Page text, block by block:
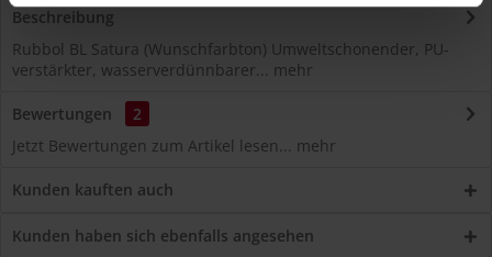
Beschreibung
Rubbol BL Satura (Wunschfarbton) Umweltschonender, PU-
verstärkter, wasserverdünnbarer... mehr
Bewertungen
2
Jetzt Bewertungen zum Artikel lesen... mehr
Kunden kauften auch
Kunden haben sich ebenfalls angesehen